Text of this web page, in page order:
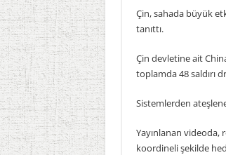
Çin, sahada büyük
tanıttı.
Çin devletine ait
toplamda 48 saldırı
Sistemlerden
Yayınlanan videoda,
koordineli şekilde